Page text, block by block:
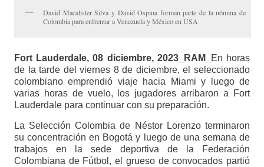
David Macalister Silva y David Ospina forman parte de la nómina de
Colombia para enfrentar a Venezuela y México en USA
Fort Lauderdale, 08 diciembre, 2023_RAM_
En horas
de la tarde del viernes 8 de diciembre, el seleccionado
colombiano emprendió viaje hacia Miami y luego de
varias horas de vuelo, los jugadores arribaron a Fort
Lauderdale para continuar con su preparación.
La Selección Colombia de Néstor Lorenzo terminaron
su concentración en Bogotá y luego de una semana de
trabajos en la sede deportiva de la Federación
Colombiana de Fútbol, el grueso de convocados partió